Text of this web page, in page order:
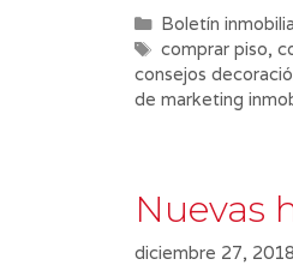
Categorías
Boletín
Etiquetas
comprar piso,
consejos
de marketing
Nuevas
diciembre 27, 2018